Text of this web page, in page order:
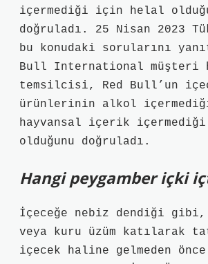
içermediği için helal
doğruladı. 25 Nisan 2023
bu konudaki sorularını
Bull International müşteri
temsilcisi, Red Bull’un
ürünlerinin alkol
hayvansal içerik
olduğunu doğruladı.
Hangi peygamber içki
İçeceğe nebiz dendiği gibi,
veya kuru üzüm katılarak
içecek haline gelmeden